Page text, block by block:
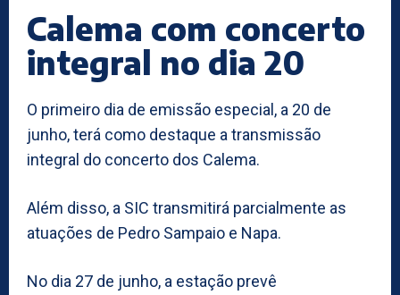
Calema com concerto
integral no dia 20
O primeiro dia de emissão especial, a 20 de
junho, terá como destaque a transmissão
integral do concerto dos Calema.
Além disso, a SIC transmitirá parcialmente as
atuações de Pedro Sampaio e Napa.
No dia 27 de junho, a estação prevê